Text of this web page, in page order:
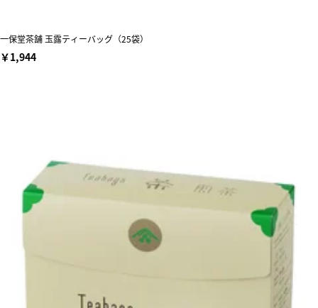
一保堂茶舗 玉露ティーバッグ（25袋）
￥1,944